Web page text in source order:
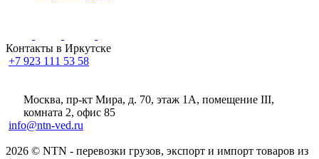
Контакты в Иркутске
+7 923 111 53 58
Москва, пр-кт Мира, д. 70, этаж 1А, помещение III,
комната 2, офис 85
info@ntn-ved.ru
2026 © NTN - перевозки грузов, экспорт и импорт товаров из